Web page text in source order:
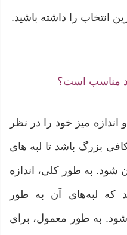
انتخاب را داشته باشید.
مناسب است؟
میز خود را در نظر
کافی بزرگ باشد تا لبه های
شود. به طور کلی، اندازه
که لبه‌های آن به طور
به طور معمول، برای